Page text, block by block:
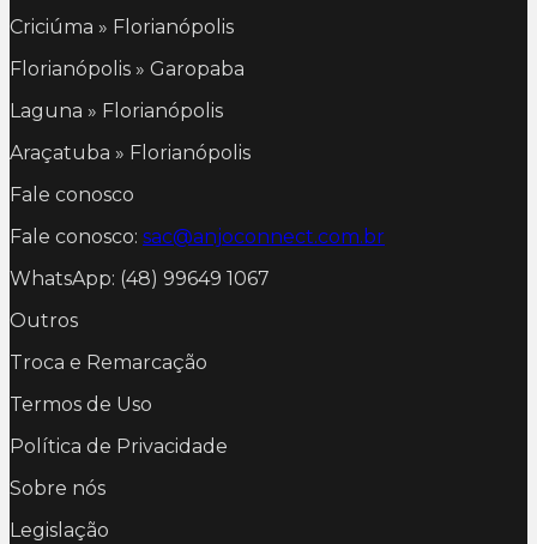
Criciúma » Florianópolis
Florianópolis » Garopaba
Laguna » Florianópolis
Araçatuba » Florianópolis
Fale conosco
Fale conosco: sac@anjoconnect.com.br
WhatsApp: (48) 99649 1067
Outros
Troca e Remarcação
Termos de Uso
Política de Privacidade
Sobre nós
Legislação